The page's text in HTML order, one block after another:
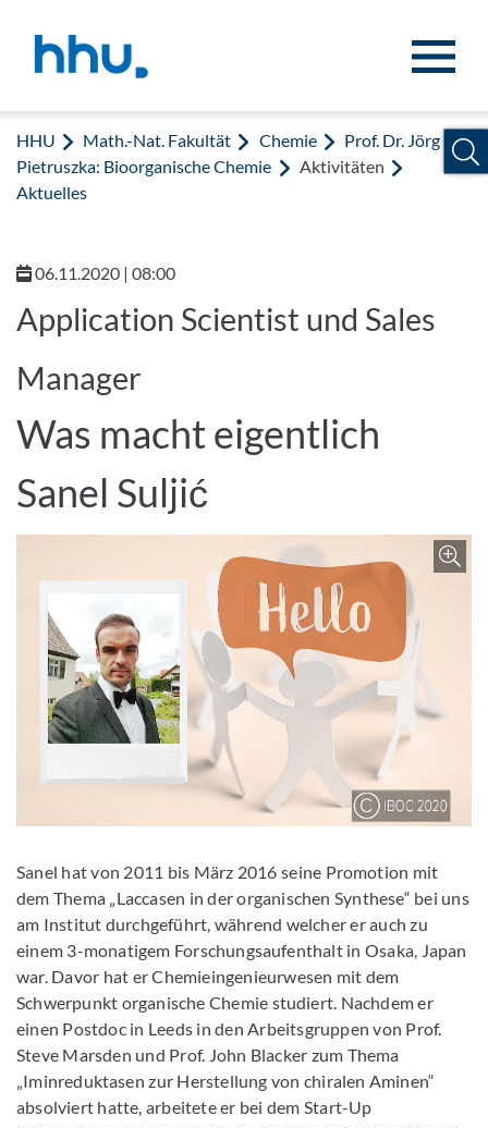
HHU Math.-Nat. Fakultät Chemie
Prof. Dr. Jörg
Pietruszka: Bioorganische Chemie
Aktivitäten
Aktuelles
06.11.2020 | 08:00
Application Scientist und Sales
Manager
Was macht eigentlich
Sanel Suljić
Sanel hat von 2011 bis März 2016 seine Promotion mit
dem Thema „Laccasen in der organischen Synthese“ bei uns
am Institut durchgeführt, während welcher er auch zu
einem 3-monatigem Forschungsaufenthalt in Osaka, Japan
war. Davor hat er Chemieingenieurwesen mit dem
Schwerpunkt organische Chemie studiert. Nachdem er
einen Postdoc in Leeds in den Arbeitsgruppen von Prof.
Steve Marsden und Prof. John Blacker zum Thema
„Iminreduktasen zur Herstellung von chiralen Aminen“
absolviert hatte, arbeitete er bei dem Start-Up